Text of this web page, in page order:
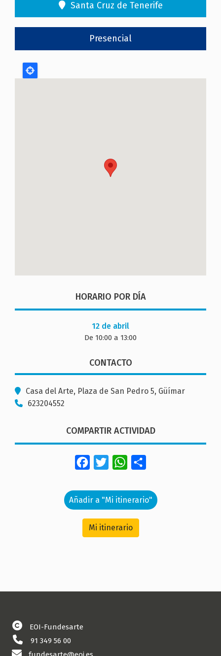
Santa Cruz de Tenerife
Presencial
HORARIO POR DÍA
12 de abril
De 10:00 a 13:00
CONTACTO
Casa del Arte, Plaza de San Pedro 5, Güímar
623204552
COMPARTIR ACTIVIDAD
FacebookTwitterWhatsApp
Añadir a "Mi itinerario"
Mi itinerario
EOI-Fundesarte
91 349 56 00